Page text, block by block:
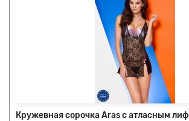
Кружевная сорочка Aras с атласным